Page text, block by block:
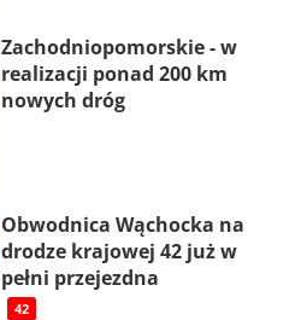
Zachodniopomorskie - w
realizacji ponad 200 km
nowych dróg
Obwodnica Wąchocka na
drodze krajowej 42 już w
pełni przejezdna
42